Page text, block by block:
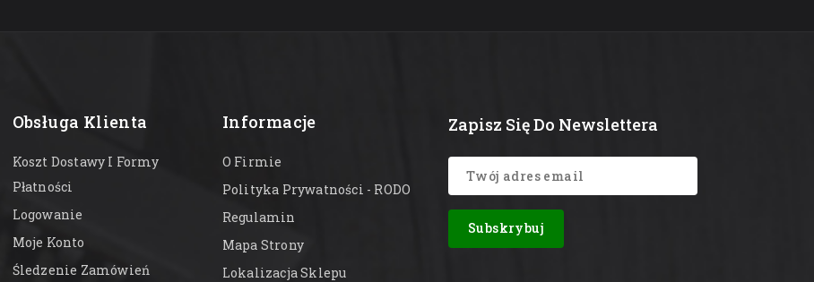
Obsługa Klienta
Koszt Dostawy I Formy
Płatności
Logowanie
Moje Konto
Śledzenie Zamówień
Informacje
O Firmie
Polityka Prywatności - RODO
Regulamin
Mapa Strony
Lokalizacja Sklepu
Zapisz Się Do Newslettera